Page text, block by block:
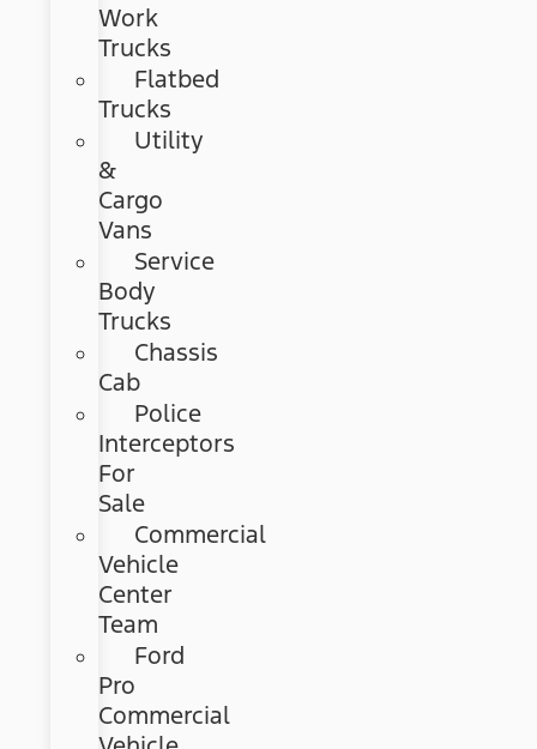
Work
Trucks
Flatbed
Trucks
Utility
&
Cargo
Vans
Service
Body
Trucks
Chassis
Cab
Police
Interceptors
For
Sale
Commercial
Vehicle
Center
Team
Ford
Pro
Commercial